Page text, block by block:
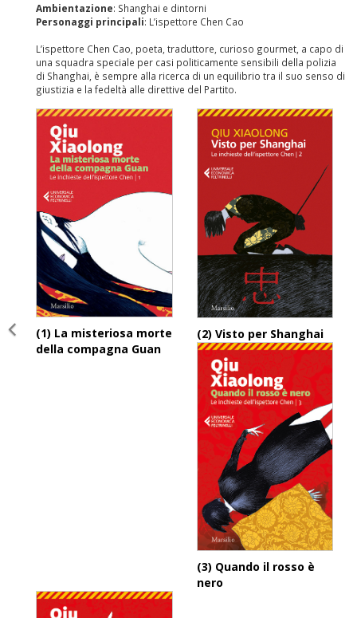
Ambientazione: Shanghai e dintorni
Personaggi principali: L’ispettore Chen Cao
L’ispettore Chen Cao, poeta, traduttore, curioso gourmet, a capo di
una squadra speciale per casi politicamente sensibili della polizia
di Shanghai, è sempre alla ricerca di un equilibrio tra il suo senso di
giustizia e la fedeltà alle direttive del Partito.
(1) La misteriosa morte
della compagna Guan
(2) Visto per Shanghai
(3) Quando il rosso è
nero